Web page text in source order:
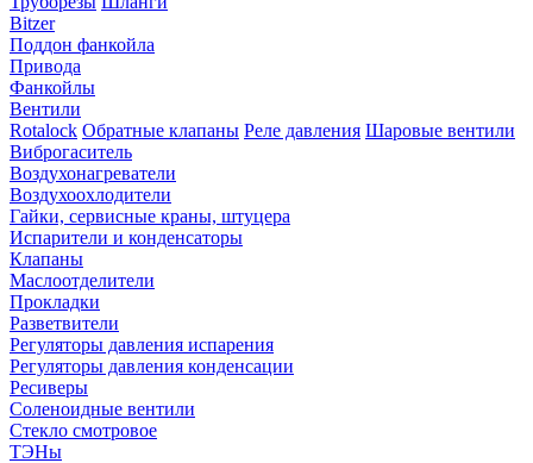
Bitzer
Поддон фанкойла
Привода
Фанкойлы
Вентили
Rotalock Обратные клапаны Реле давления Шаровые вентили
Виброгаситель
Воздухонагреватели
Воздухоохлодители
Гайки, сервисные краны, штуцера
Испарители и конденсаторы
Клапаны
Маслоотделители
Прокладки
Разветвители
Регуляторы давления испарения
Регуляторы давления конденсации
Ресиверы
Соленоидные вентили
Стекло смотровое
ТЭНы